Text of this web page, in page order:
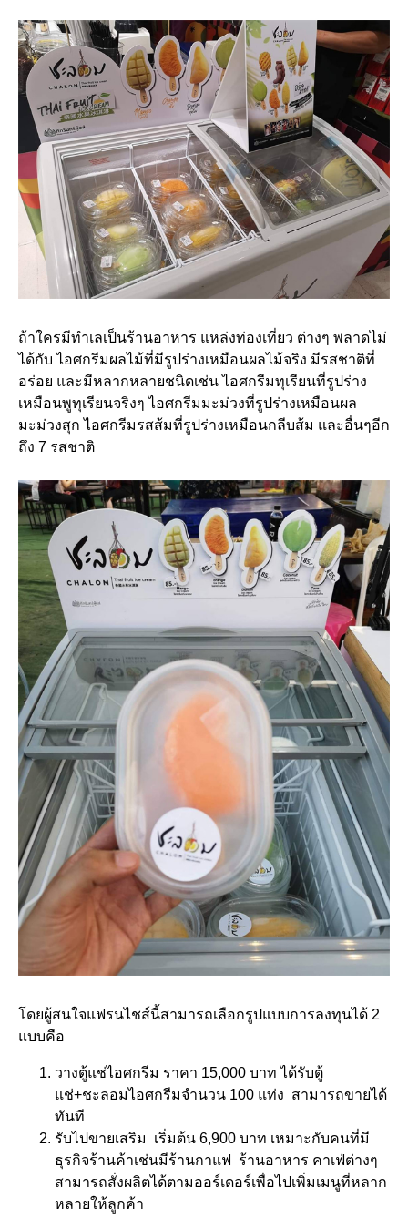
ถ้าใครมีทำเลเป็นร้านอาหาร แหล่งท่องเที่ยว ต่างๆ พลาดไม่
ได้กับ ไอศกรีมผลไม้ที่มีรูปร่างเหมือนผลไม้จริง มีรสชาติที่
อร่อย และมีหลากหลายชนิดเช่น ไอศกรีมทุเรียนที่รูปร่าง
เหมือนพูทุเรียนจริงๆ ไอศกรีมมะม่วงที่รูปร่างเหมือนผล
มะม่วงสุก ไอศกรีมรสส้มที่รูปร่างเหมือนกลีบส้ม และอื่นๆอีก
ถึง 7 รสชาติ
โดยผู้สนใจแฟรนไชส์นี้สามารถเลือกรูปแบบการลงทุนได้ 2
แบบคือ
วางตู้แช่ไอศกรีม ราคา 15,000 บาท ได้รับตู้
แช่+ชะลอมไอศกรีมจำนวน 100 แท่ง สามารถขายได้
ทันที
รับไปขายเสริม เริ่มต้น 6,900 บาท เหมาะกับคนที่มี
ธุรกิจร้านค้าเช่นมีร้านกาแฟ ร้านอาหาร คาเฟ่ต่างๆ
สามารถสั่งผลิตได้ตามออร์เดอร์เพื่อไปเพิ่มเมนูที่หลาก
หลายให้ลูกค้า